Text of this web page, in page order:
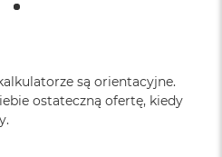
są orientacyjne.
ostateczną ofertę, kiedy